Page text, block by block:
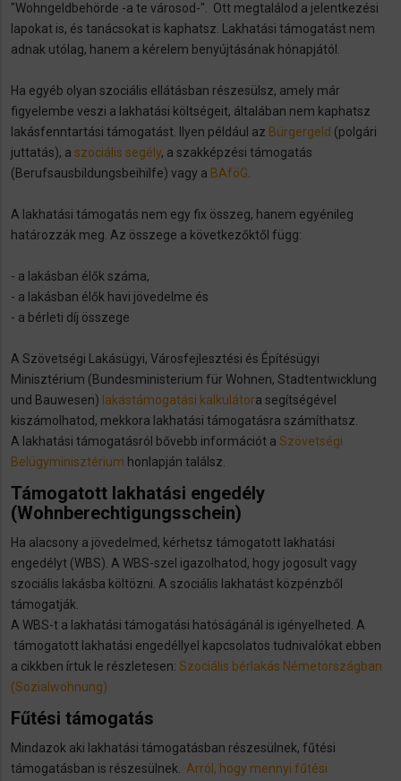
"Wohngeldbehörde -a te városod-". Ott megtalálod a jelentkezési
lapokat is, és tanácsokat is kaphatsz. Lakhatási támogatást nem
adnak utólag, hanem a kérelem benyújtásának hónapjától.
Ha egyéb olyan szociális ellátásban részesülsz, amely már
figyelembe veszi a lakhatási költségeit, általában nem kaphatsz
lakásfenntartási támogatást. Ilyen például az Bürgergeld (polgári
juttatás), a szociális segély, a szakképzési támogatás
(Berufsausbildungsbeihilfe) vagy a BAföG
A lakhatási támogatás nem egy fix összeg, hanem egyénileg
határozzák meg. Az összege a következőktől függ:
- a lakásban élők száma,
- a lakásban élők havi jövedelme és
- a bérleti díj összege
A Szövetségi Lakásügyi, Városfejlesztési és Építésügyi
Minisztérium (Bundesministerium für Wohnen, Stadtentwicklung
und Bauwesen) lakástámogatási kalkulátora segítségével
kiszámolhatod, mekkora lakhatási támogatásra számíthatsz.
A lakhatási támogatásról bővebb információt a Szövetségi
Belügyminisztérium honlapján találsz.
Támogatott lakhatási engedély
(Wohnberechtigungsschein)
Ha alacsony a jövedelmed, kérhetsz támogatott lakhatási
engedélyt (WBS). A WBS-szel igazolhatod, hogy jogosult vagy
szociális lakásba költözni. A szociális lakhatást közpénzből
támogatják.
​A WBS-t a lakhatási támogatási hatóságánál is igényelheted. A
támogatott lakhatási engedéllyel kapcsolatos tudnivalókat ebben
a cikkben írtuk le részletesen: Szociális bérlakás Németországban
(Sozialwohnung)
Fűtési támogatás
Mindazok aki lakhatási támogatásban részesülnek, fűtési
támogatásban is részesülnek. Arról, hogy mennyi fűtési